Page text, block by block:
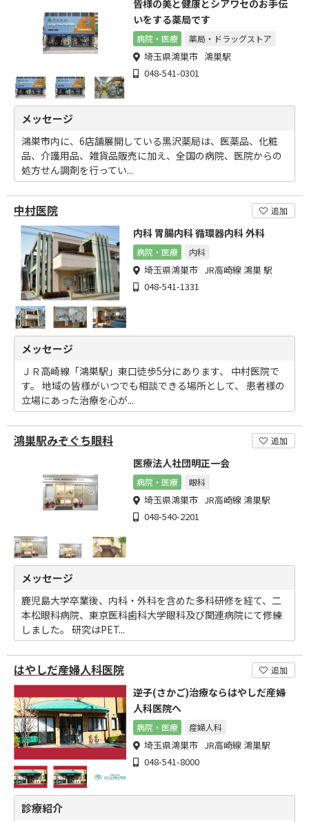
皆様の美と健康とシアワセのお手伝
いをする薬局です
病院・医療 薬局・ドラッグストア
埼玉県鴻巣市 鴻巣駅
048-541-0301
メッセージ
鴻巣市内に、6店舗展開している黒沢薬局は、医薬品、化粧
品、介護用品、雑貨品販売に加え、全国の病院、医院からの
処方せん調剤を行ってい...
中村医院 追加
内科 胃腸内科 循環器内科 外科
病院・医療 内科
埼玉県鴻巣市 JR高崎線 鴻巣 駅
048-541-1331
メッセージ
ＪＲ高崎線「鴻巣駅」東口徒歩5分にあります、 中村医院で
す。 地域の皆様がいつでも相談できる場所として、 患者様の
立場にあった治療を心が...
鴻巣駅みぞぐち眼科 追加
医療法人社団明正一会
病院・医療 眼科
埼玉県鴻巣市 JR高崎線 鴻巣駅
048-540-2201
メッセージ
鹿児島大学卒業後、内科・外科を含めた多科研修を経て、二
本松眼科病院、東京医科歯科大学眼科及び関連病院にて修練
しました。 研究はPET...
はやしだ産婦人科医院 追加
逆子(さかご)治療ならはやしだ産婦
人科医院へ
病院・医療 産婦人科
埼玉県鴻巣市 JR高崎線 鴻巣駅
048-541-8000
診療紹介